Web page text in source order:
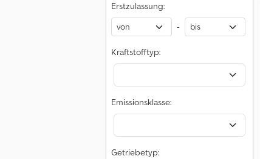
Erstzulassung:
-
Kraftstofftyp:
Emissionsklasse:
Getriebetyp: